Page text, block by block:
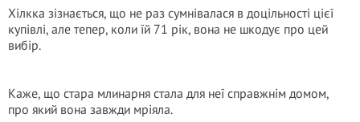
Хілкка зізнається, що не раз сумнівалася в доцільності цієї
купівлі, але тепер, коли їй 71 рік, вона не шкодує про цей
вибір.
Каже, що стара млинарня стала для неї справжнім домом,
про який вона завжди мріяла.